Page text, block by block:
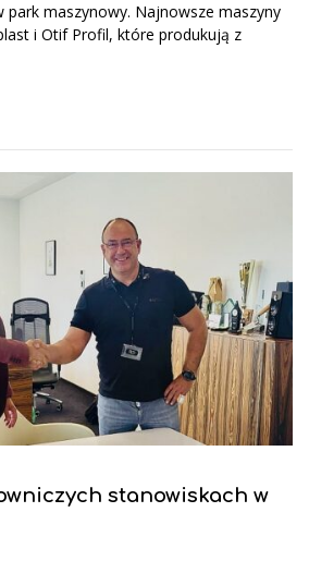
park maszynowy. Najnowsze maszyny
i Otif Profil, które produkują z
stanowiskach w